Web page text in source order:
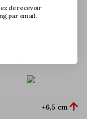
Rehaussantes
+6,5 cm 
de recevoir
par email.